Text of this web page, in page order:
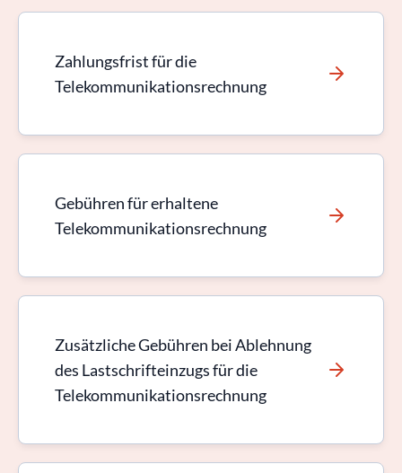
Zahlungsfrist für die
Telekommunikationsrechnung
Gebühren für erhaltene
Telekommunikationsrechnung
Zusätzliche Gebühren bei Ablehnung
des Lastschrifteinzugs für die
Telekommunikationsrechnung